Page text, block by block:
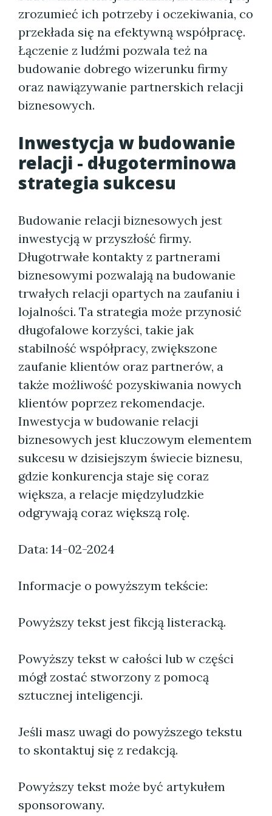
zrozumieć ich potrzeby i oczekiwania, co
przekłada się na efektywną współpracę.
Łączenie z ludźmi pozwala też na
budowanie dobrego wizerunku firmy
oraz nawiązywanie partnerskich relacji
biznesowych.
Inwestycja w budowanie
relacji - długoterminowa
strategia sukcesu
Budowanie relacji biznesowych jest
inwestycją w przyszłość firmy.
Długotrwałe kontakty z partnerami
biznesowymi pozwalają na budowanie
trwałych relacji opartych na zaufaniu i
lojalności. Ta strategia może przynosić
długofalowe korzyści, takie jak
stabilność współpracy, zwiększone
zaufanie klientów oraz partnerów, a
także możliwość pozyskiwania nowych
klientów poprzez rekomendacje.
Inwestycja w budowanie relacji
biznesowych jest kluczowym elementem
sukcesu w dzisiejszym świecie biznesu,
gdzie konkurencja staje się coraz
większa, a relacje międzyludzkie
odgrywają coraz większą rolę.
Data: 14-02-2024
Informacje o powyższym tekście:
Powyższy tekst jest fikcją listeracką.
Powyższy tekst w całości lub w części
mógł zostać stworzony z pomocą
sztucznej inteligencji.
Jeśli masz uwagi do powyższego tekstu
to skontaktuj się z redakcją.
Powyższy tekst może być artykułem
sponsorowany.